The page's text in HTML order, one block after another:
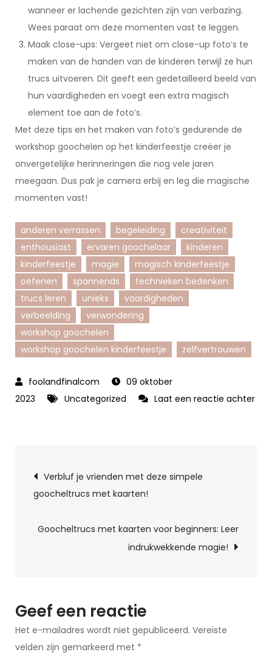
wanneer er lachende gezichten zijn van verbazing.
Wees paraat om deze momenten vast te leggen.
Maak close-ups: Vergeet niet om close-up foto’s te
maken van de handen van de kinderen terwijl ze hun
trucs uitvoeren. Dit geeft een gedetailleerd beeld van
hun vaardigheden en voegt een extra magisch
element toe aan de foto’s.
Met deze tips en het maken van foto’s gedurende de
workshop goochelen op het kinderfeestje creëer je
onvergetelijke herinneringen die nog vele jaren
meegaan. Dus pak je camera erbij en leg die magische
momenten vast!
anderen verrassen begeleiding
creativiteit
enthousiast
ervaren goochelaar
kinderen
kinderfeestje
magie
magisch kinderfeestje
oefenen
spannends
technieken bedenken
trucs leren
unieks
vaardigheden
verbeelding
verwondering
workshop goochelen
workshop goochelen kinderfeestje
zelfvertrouwen
09 oktober
2023
Uncategorized
Laat een reactie achter
Goochelen
Berichtnavigatie
Verbluf je vrienden met deze simpele
goocheltrucs met kaarten!
Goocheltrucs met kaarten voor beginners: Leer
indrukwekkende magie!
Geef een reactie
Het e-mailadres wordt niet gepubliceerd. Vereiste
velden zijn gemarkeerd met *